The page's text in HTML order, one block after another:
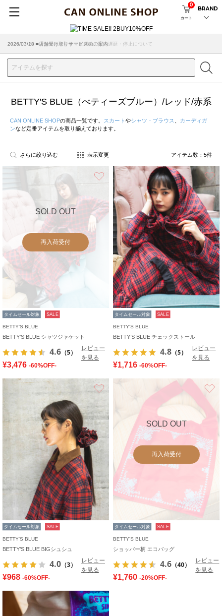
カート
0
BRAND
2026/03/18 ■店舗受け取りサービスのご案内
BETTY'S BLUE（べティーズブルー）/レッド/赤系
CAN ONLINE SHOPの商品一覧です。 スカート やシャツ・ブラウス
カーディガ
ンなど定番アイテムを取り揃えております。
さらに絞り込む 表示変更 アイテム数： 5件
SOLD OUT
再入荷受付
お気に入り
タイムセール対象 SALE
BETTY'S BLUE
BETTY’S BLUE シャツジャケット
4.6 （5）
レビュー
を見る
¥3,476 -60%OFF-
タイムセール対象 SALE
BETTY'S BLUE
BETTY’S BLUE チェックストール
4.8 （5）
レビュー
を見る
¥1,716 -60%OFF-
タイムセール対象 SALE
BETTY'S BLUE
BETTY’S BLUE BIGシュシュ
4.0 （3）
レビュー
を見る
¥968 -60%OFF-
SOLD OUT
再入荷受付
タイムセール対象 SALE
BETTY'S BLUE
ショッパー柄 エコバッグ
4.6 （40）
レビュー
を見る
¥1,760 -20%OFF-
お気に入り